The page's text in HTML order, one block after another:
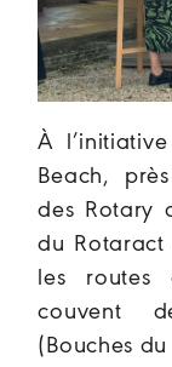
À
Beach,
des Rotary
du Rotaract
les
couvent
(Bouches